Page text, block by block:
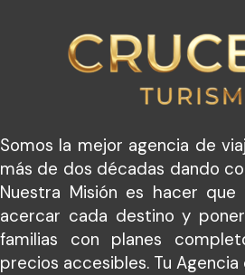
Somos la mejor agencia de
más de dos décadas dando
Nuestra Misión es hacer que
acercar cada destino y
familias con planes
precios accesibles. Tu Agencia